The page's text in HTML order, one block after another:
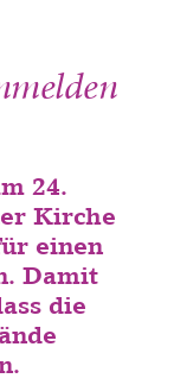
24.
Kirche
einen
Damit
die